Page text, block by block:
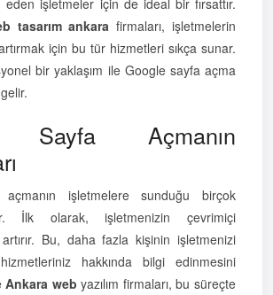
tasarım ankara firmaları, işletmelerin
artırmak için bu tür hizmetleri sıkça sunar.
bir yaklaşım ile Google sayfa açma
Sayfa Açmanın
işletmelere sunduğu birçok
İlk olarak, işletmenizin çevrimiçi
Bu, daha fazla kişinin işletmenizi
hakkında bilgi edinmesini
Ankara web yazılım firmaları, bu süreçte